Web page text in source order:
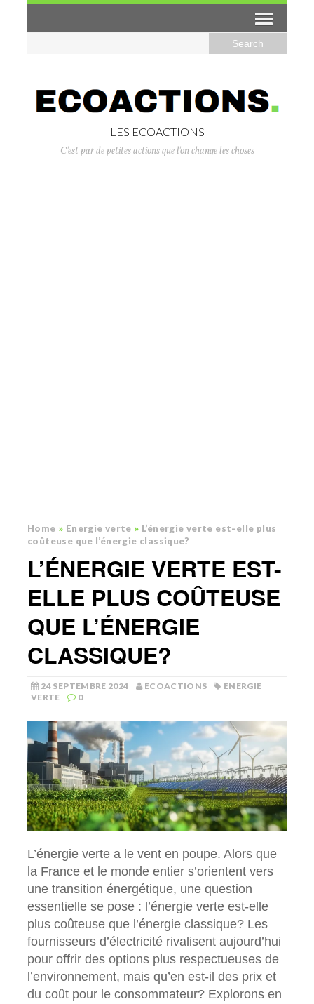
LES ECOACTIONS
C'est par de petites actions que l'on change les choses
Home » Energie verte » L’énergie verte est-elle plus
coûteuse que l’énergie classique?
L’ÉNERGIE VERTE EST-
ELLE PLUS COÛTEUSE
QUE L’ÉNERGIE
CLASSIQUE?
24 SEPTEMBRE 2024 ECOACTIONS
ENERGIE
VERTE
0
L’énergie verte a le vent en poupe. Alors que
la France et le monde entier s’orientent vers
une transition énergétique, une question
essentielle se pose : l’énergie verte est-elle
plus coûteuse que l’énergie classique? Les
fournisseurs d’électricité rivalisent aujourd’hui
pour offrir des options plus respectueuses de
l’environnement, mais qu’en est-il des prix et
du coût pour le consommateur? Explorons en